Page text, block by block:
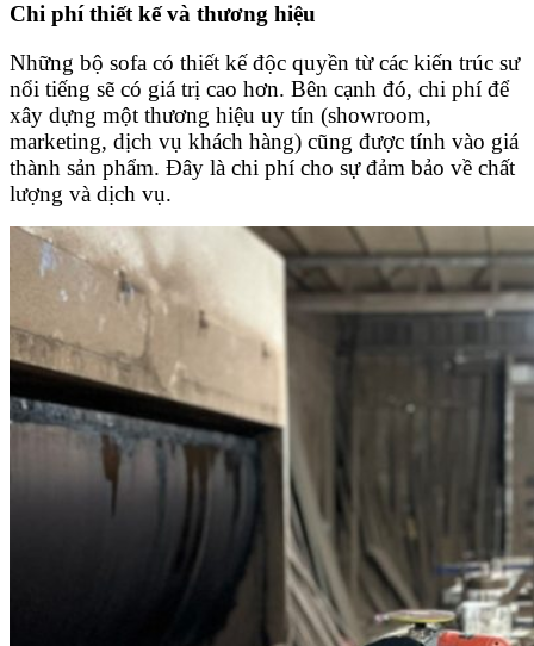
Chi phí thiết kế và thương hiệu
Những bộ sofa có thiết kế độc quyền từ các kiến trúc sư
nổi tiếng sẽ có giá trị cao hơn. Bên cạnh đó, chi phí để
xây dựng một thương hiệu uy tín (showroom,
marketing, dịch vụ khách hàng) cũng được tính vào giá
thành sản phẩm. Đây là chi phí cho sự đảm bảo về chất
lượng và dịch vụ.